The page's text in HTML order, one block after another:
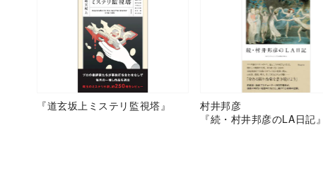
『道玄坂上ミステリ監視塔』
村井邦彦
『続・村井邦彦のLA日記』